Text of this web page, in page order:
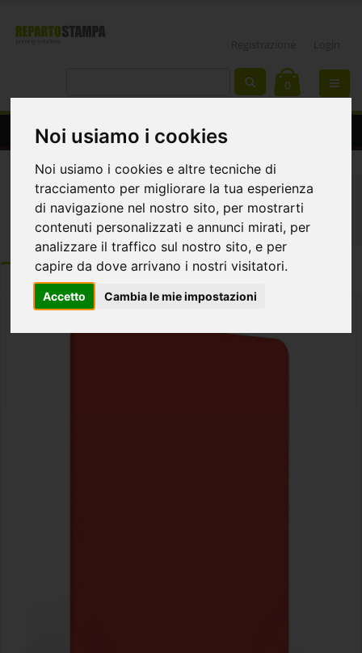
Noi usiamo i cookies
Noi usiamo i cookies e altre tecniche di
tracciamento per migliorare la tua esperienza
di navigazione nel nostro sito, per mostrarti
contenuti personalizzati e annunci mirati, per
analizzare il traffico sul nostro sito, e per
capire da dove arrivano i nostri visitatori.
Accetto Cambia le mie impostazioni
0
Separè magnetico Modulate 180x200
Home
Protezione Covid
Separè magnetici con struttura in alluminio
Separè magnetico f.to 180x200x40cm
ORDINA DETTAGLI